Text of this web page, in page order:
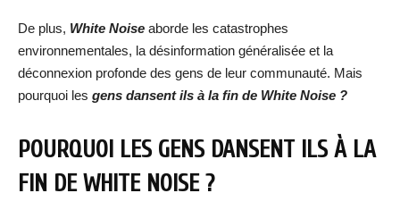
De plus, White Noise aborde les catastrophes
environnementales, la désinformation généralisée et la
déconnexion profonde des gens de leur communauté. Mais
pourquoi les gens dansent ils à la fin de White Noise ?
POURQUOI LES GENS DANSENT ILS À LA
FIN DE WHITE NOISE ?